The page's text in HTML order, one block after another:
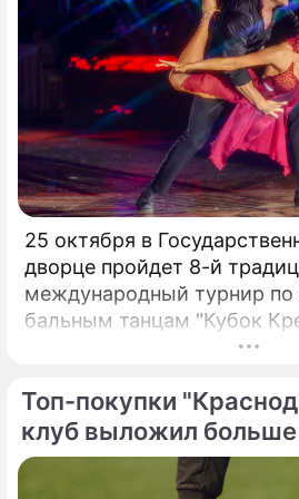
25 октября в
дворце пройдет 8-й
международный турнир по
бальным танцам "Кубок
президент Российского
Союза, заслуженный
народный артист
переживает сложный
Топ-покупки
клуб выложил